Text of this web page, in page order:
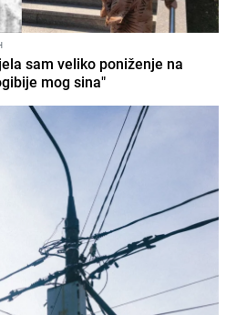
sam veliko poniženje na
mog sina"